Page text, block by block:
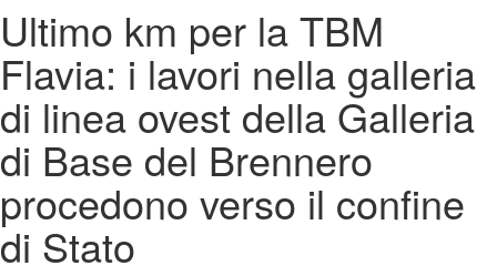
Ultimo km per la TBM
Flavia: i lavori nella galleria
di linea ovest della Galleria
di Base del Brennero
procedono verso il confine
di Stato